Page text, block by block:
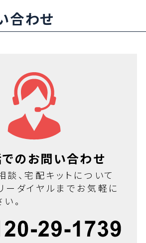
合わせ
のお問い合わせ
談、宅配キットについて
ーダイヤルまでお気軽に
。